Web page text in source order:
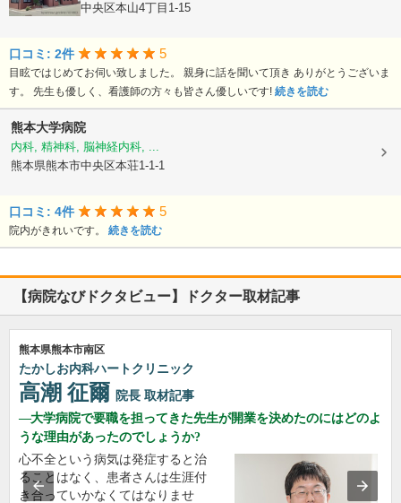
熊本県熊本市中央区本山4丁目1-15
口コミ: 2件 5
目眩ではじめてお伺い致しました。 親身に話を聞いて頂き ありがとうございま
す。 先生も優しく、看護師の方々も皆さん優しいです! 続きを読む
熊本大学病院
内科, 精神科, 脳神経内科, ...
熊本県熊本市中央区本荘1-1-1
口コミ: 4件 5
院内がきれいです。 続きを読む
【病院なびドクタビュー】ドクター取材記事
熊本県熊本市南区
たかしお内科ハートクリニック
高潮 征爾 院長 取材記事
大学病院で要職を担ってきた先生が開業を決めたのにはどのよ
うな理由があったのでしょうか?
心不全という病気は発症すると治
ることはなく、患者さんは生涯付
き合っていかなくてはなりませ